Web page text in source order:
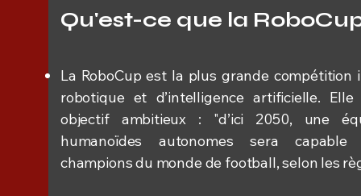
Qu'est-ce que la
La RoboCup est la plus grande compétition
robotique et d’intelligence artificielle.
objectif ambitieux : "d’ici 2050, une
humanoïdes autonomes sera capable
champions du monde de football, selon les